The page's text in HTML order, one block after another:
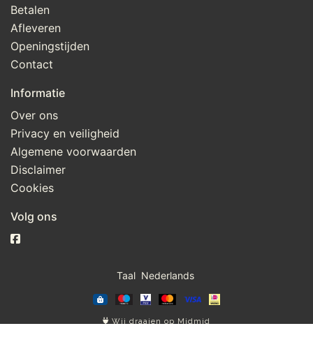
Betalen
Afleveren
Openingstijden
Contact
Informatie
Over ons
Privacy en veiligheid
Algemene voorwaarden
Disclaimer
Cookies
Volg ons
Taal
Wij draaien op Midmid